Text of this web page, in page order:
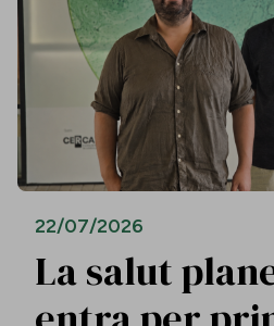
22/07/2026
La salut